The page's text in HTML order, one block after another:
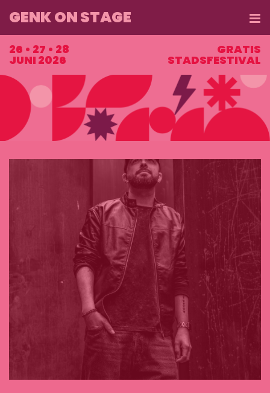
GENK ON STAGE
26 • 27 • 28
JUNI 2026
GRATIS
STADSFESTIVAL